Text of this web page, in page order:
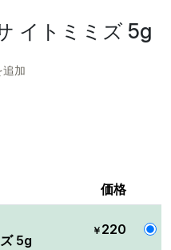
イトミミズ 5g
追加
価格
5g
￥ 220